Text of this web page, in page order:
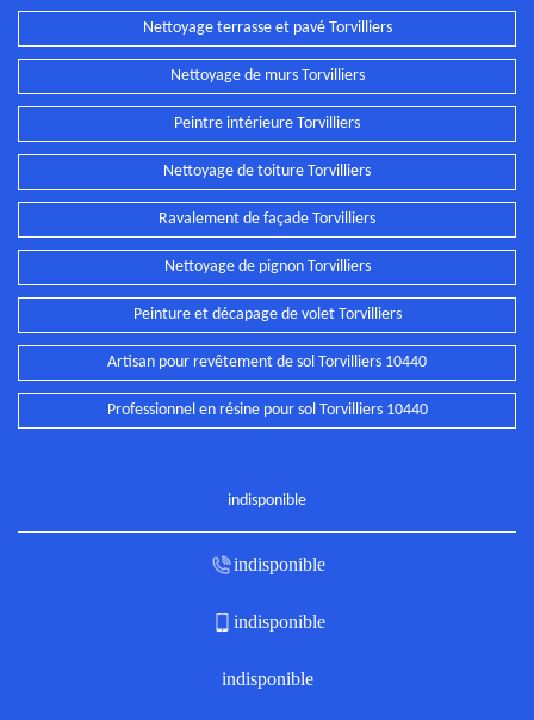
Nettoyage terrasse et pavé Torvilliers
Nettoyage de murs Torvilliers
Peintre intérieure Torvilliers
Nettoyage de toiture Torvilliers
Ravalement de façade Torvilliers
Nettoyage de pignon Torvilliers
Peinture et décapage de volet Torvilliers
Artisan pour revêtement de sol Torvilliers 10440
Professionnel en résine pour sol Torvilliers 10440
indisponible
indisponible
indisponible
indisponible